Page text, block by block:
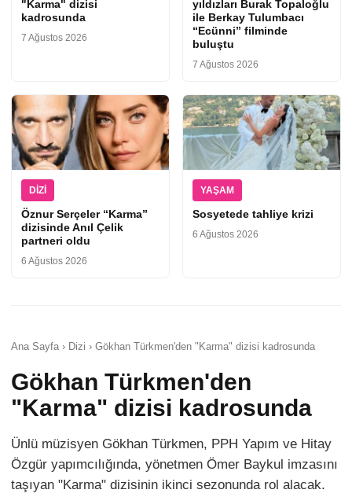
"Karma" dizisi
kadrosunda
7 Ağustos 2026
yıldızları Burak Topaloğlu
ile Berkay Tulumbacı
“Ecünni” filminde
buluştu
7 Ağustos 2026
DIZI
Öznur Serçeler “Karma”
dizisinde Anıl Çelik
partneri oldu
6 Ağustos 2026
YAŞAM
Sosyetede tahliye krizi
6 Ağustos 2026
Ana Sayfa › Dizi › Gökhan Türkmen'den "Karma" dizisi kadrosunda
Gökhan Türkmen'den
"Karma" dizisi kadrosunda
Ünlü müzisyen Gökhan Türkmen, PPH Yapım ve Hitay
Özgür yapımcılığında, yönetmen Ömer Baykul imzasını
taşıyan "Karma" dizisinin ikinci sezonunda rol alacak.